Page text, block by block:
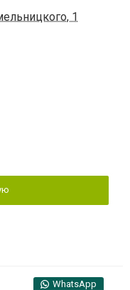
1
WhatsApp